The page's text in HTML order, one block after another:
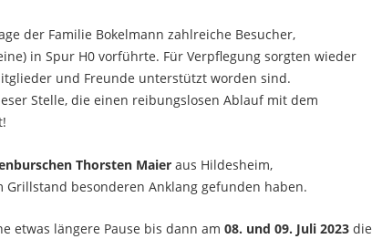
der Familie Bokelmann zahlreiche Besucher,
in Spur H0 vorführte. Für Verpflegung sorgten wieder
und Freunde unterstützt worden sind.
Stelle, die einen reibungslosen Ablauf mit dem
Thorsten Maier aus Hildesheim,
besonderen Anklang gefunden haben.
etwas längere Pause bis dann am 08. und 09. Juli 2023 die